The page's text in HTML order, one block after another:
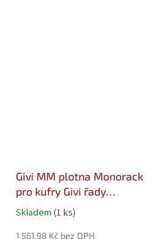
Givi MM plotna Monorack
pro kufry Givi řady
MONOLOCK
nosiče s označením "***F"
Skladem (1 ks)
1 561,98 Kč bez DPH